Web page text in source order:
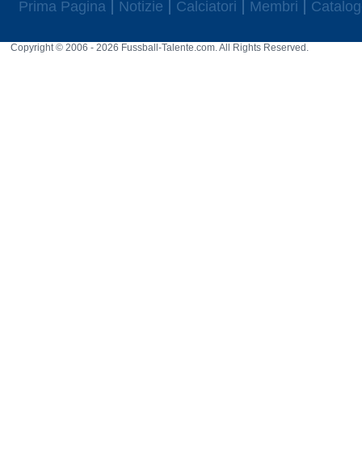
Prima Pagina Notizie Calciatori Membri
Copyright © 2006 - 2026 Fussball-Talente.com. All Rights Reserved.